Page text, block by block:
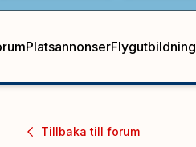
PlatsannonserFlygutbildning
Tillbaka till forum